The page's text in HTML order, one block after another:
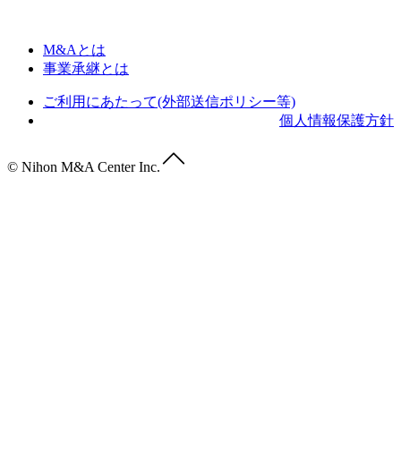
M&Aとは
事業承継とは
ご利用にあたって(外部送信ポリシー等)
個人情報保護方針
© Nihon M&A Center Inc.